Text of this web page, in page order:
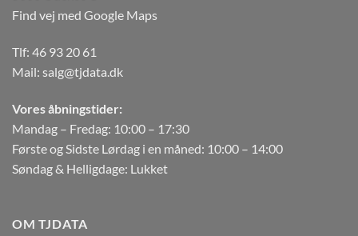
Find vej med Google Maps
Tlf: 46 93 20 61
Mail: salg@tjdata.dk
Vores åbningstider:
Mandag – Fredag: 10:00 – 17:30
Første og Sidste Lørdag i en måned: 10:00 – 14:00
Søndag & Helligdage: Lukket
OM TJDATA